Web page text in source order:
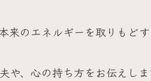
来のエネルギーを取りもど
や、心の持ち方をお伝えし